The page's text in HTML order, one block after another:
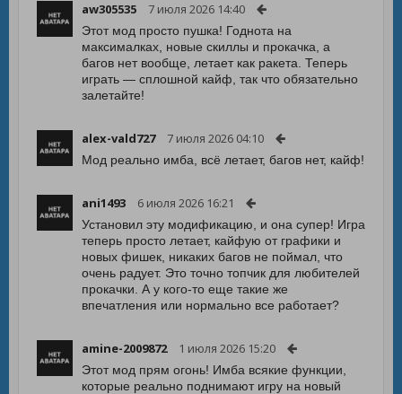
aw305535 7 июля 2026 14:40
Этот мод просто пушка! Годнота на
максималках, новые скиллы и прокачка, а
багов нет вообще, летает как ракета. Теперь
играть — сплошной кайф, так что обязательно
залетайте!
alex-vald727 7 июля 2026 04:10
Мод реально имба, всё летает, багов нет, кайф!
ani1493 6 июля 2026 16:21
Установил эту модификацию, и она супер! Игра
теперь просто летает, кайфую от графики и
новых фишек, никаких багов не поймал, что
очень радует. Это точно топчик для любителей
прокачки. А у кого-то еще такие же
впечатления или нормально все работает?
amine-2009872 1 июля 2026 15:20
Этот мод прям огонь! Имба всякие функции,
которые реально поднимают игру на новый